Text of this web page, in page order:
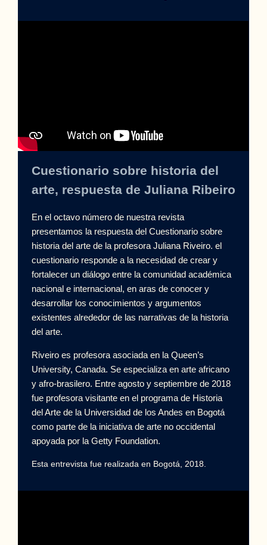
Cuestionario sobre historia del
arte, respuesta de Juliana Ribeiro
En el octavo número de nuestra revista
presentamos la respuesta del Cuestionario sobre
historia del arte de la profesora Juliana Riveiro. el
cuestionario responde a la necesidad de crear y
fortalecer un diálogo entre la comunidad académica
nacional e internacional, en aras de conocer y
desarrollar los conocimientos y argumentos
existentes alrededor de las narrativas de la historia
del arte.
Riveiro es profesora asociada en la Queen’s
University, Canada. Se especializa en arte africano
y afro-brasilero. Entre agosto y septiembre de 2018
fue profesora visitante en el programa de Historia
del Arte de la Universidad de los Andes en Bogotá
como parte de la iniciativa de arte no occidental
apoyada por la Getty Foundation.
Esta entrevista fue realizada en Bogotá, 2018.